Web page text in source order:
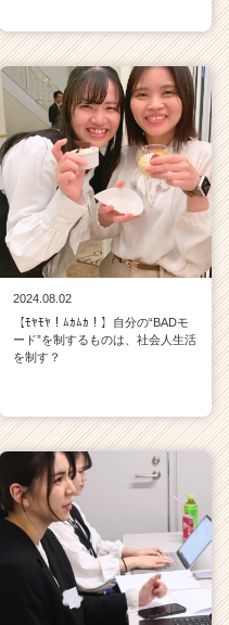
2024.08.02
【ﾓﾔﾓﾔ！ﾑｶﾑｶ！】自分の“BADモ
ード”を制するものは、社会人生活
を制す？